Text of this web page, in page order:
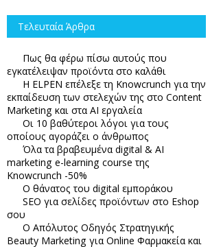
Τελευταία Άρθρα
Πως θα φέρω πίσω αυτούς που
εγκατέλειψαν προϊόντα στο καλάθι
Η ELPEN επέλεξε τη Knowcrunch για την
εκπαίδευση των στελεχών της στο Content
Marketing και στα AI εργαλεία
Οι 10 βαθύτεροι λόγοι για τους
οποίους αγοράζει ο άνθρωπος
Όλα τα βραβευμένα digital & AI
marketing e-learning course της
Knowcrunch -50%
Ο θάνατος του digital εμποράκου
SEO για σελίδες προϊόντων στο Eshop
σου
Ο Απόλυτoς Οδηγός Στρατηγικής
Beauty Marketing για Online Φαρμακεία και